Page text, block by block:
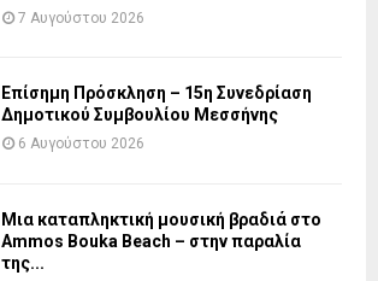
7 Αυγούστου 2026
Επίσημη Πρόσκληση – 15η Συνεδρίαση
Δημοτικού Συμβουλίου Μεσσήνης
6 Αυγούστου 2026
Μια καταπληκτική μουσική βραδιά στο
Ammos Bouka Beach – στην παραλία
της...